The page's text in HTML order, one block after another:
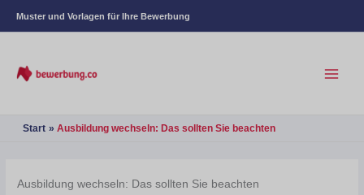
Muster und Vorlagen für Ihre Bewerbung
Start Ausbildung wechseln: Das sollten Sie beachten
Ausbildung wechseln: Das sollten Sie beachten